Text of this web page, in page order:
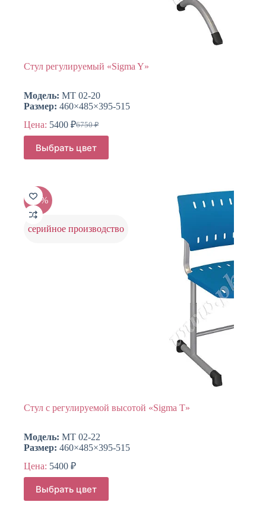
Стул регулируемый «Sigma Y»
Модель: МТ 02-20
Размер: 460×485×395-515
Цена:
6750₽
Первоначальная
составляла
6750 ₽.
5400 ₽Текущая
5400 ₽.
Выбрать цвет
Этот
товар
имеет
Опции
можно
выбрать
на
странице
-20%
серийное производство
Стул c регулируемой высотой «Sigma T»
Модель: МТ 02-22
Размер: 460×485×395-515
Цена: 5400 ₽
Выбрать цвет
Этот
товар
имеет